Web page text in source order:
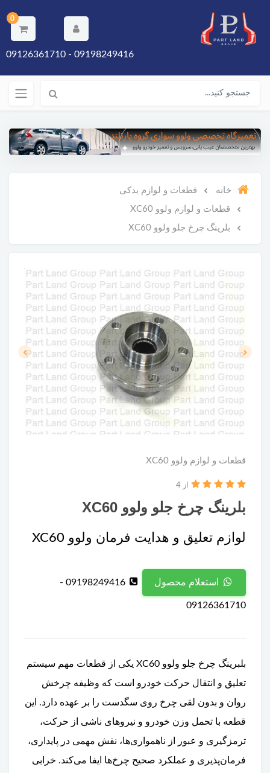
0
09198249416 - 09126361710
خانه قطعات و لوازم یدکی
قطعات و لوازم ولوو XC60
بلرینگ چرخ جلو ولوو XC60
قطعات و لوازم ولوو XC60
بلرینگ چرخ جلو ولوو XC60
از 4
لوازم تعلیق و هدایت فرمان ولوو XC60
استعلام محصول 09198249416 -
09126361710
بلبرینگ چرخ جلو ولوو XC60 یکی از قطعات مهم سیستم
تعلیق و انتقال حرکت خودرو است که وظیفه چرخش
روان و بدون لقی چرخ روی سگدست را بر عهده دارد. این
قطعه با تحمل وزن خودرو و نیروهای ناشی از حرکت،
ترمزگیری و عبور از ناهمواری‌ها، نقش مهمی در پایداری،
فرمان‌پذیری و عملکرد صحیح چرخ‌ها ایفا می‌کند. خرابی